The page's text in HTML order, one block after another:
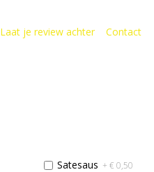
Laat je review achter Contact
Satesaus + € 0,50